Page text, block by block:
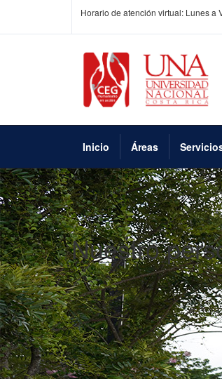
Horario de atención virtual: Lunes a
Inicio Áreas
Nuestro